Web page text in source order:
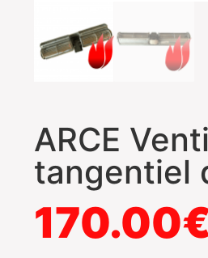
ARCE
tangentiel
170.00